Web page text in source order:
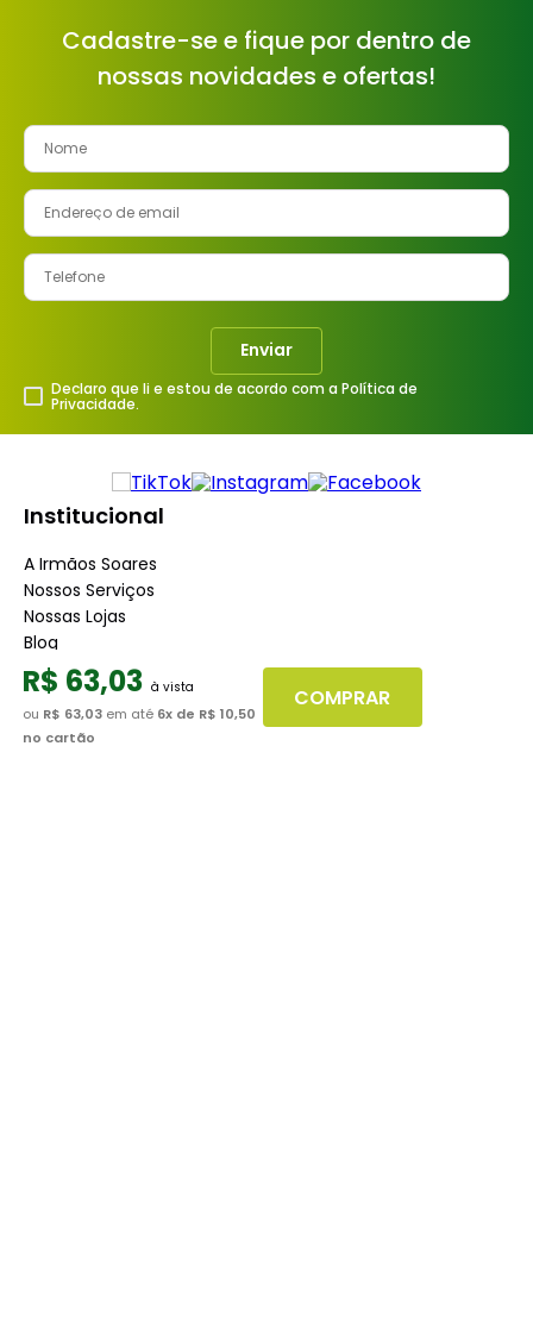
R$ 63,03
ou R$ 63,03 em até 6x de R$ 10,50
no cartão
COMPRAR
Cadastre-se e fique por dentro de
nossas novidades e ofertas!
Enviar
Declaro que li e estou de acordo com a Política de
Privacidade.
Institucional
A Irmãos Soares
Nossos Serviços
Nossas Lojas
Blog
Atendimento
Dúvidas Frequentes